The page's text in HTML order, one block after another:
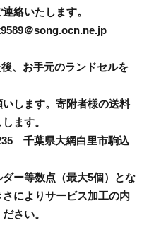
絡いたします。
＠song.ocn.ne.jp
、お手元のランドセルを
します。寄附者様の送料
ます。
千葉県大網白里市駒込
ー等数点（最大5個）とな
によりサービス加工の内
さい。